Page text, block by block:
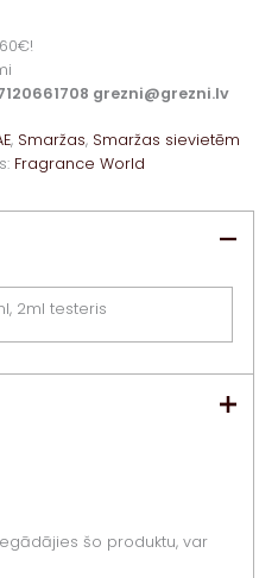
grezni@grezni.lv
, Smaržas, Smaržas sievietēm
Fragrance World
2ml testeris
šo produktu, var